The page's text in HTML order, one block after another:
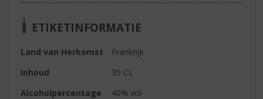
ETIKETINFORMATIE
Land van Herkomst
Frankrijk
Inhoud
35 CL
Alcoholpercentage
40% vol